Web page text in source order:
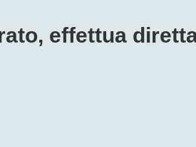
effettua